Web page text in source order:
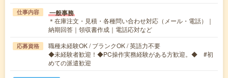
仕事内容 一般事務
＊在庫注文・見積・各種問い合わせ対応（メール・電話）｜
納期回答｜領収書作成｜電話応対など
応募資格
職種未経験OK / ブランクOK / 英語力不要
◆未経験者歓迎！◆PC操作実務経験がある方歓迎。◆ #初
めての派遣歓迎